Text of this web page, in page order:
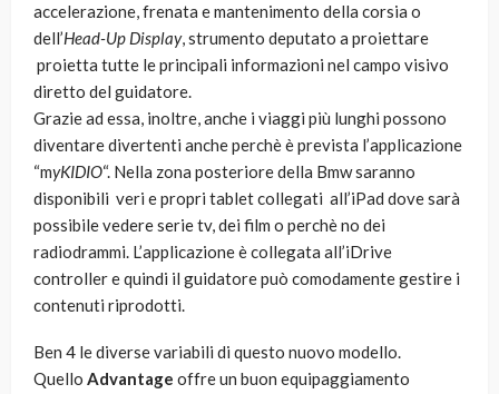
accelerazione, frenata e mantenimento della corsia o
dell’Head-Up Display, strumento deputato a proiettare
proietta tutte le principali informazioni nel campo visivo
diretto del guidatore.
Grazie ad essa, inoltre, anche i viaggi più lunghi possono
diventare divertenti anche perchè è prevista l’applicazione
“myKIDIO“. Nella zona posteriore della Bmw saranno
disponibili veri e propri tablet collegati all’iPad dove sarà
possibile vedere serie tv, dei film o perchè no dei
radiodrammi. L’applicazione è collegata all’iDrive
controller e quindi il guidatore può comodamente gestire i
contenuti riprodotti.
Ben 4 le diverse variabili di questo nuovo modello.
Quello Advantage offre un buon equipaggiamento